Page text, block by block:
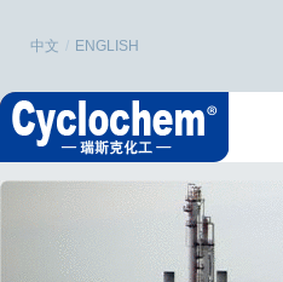
中文 / ENGLISH